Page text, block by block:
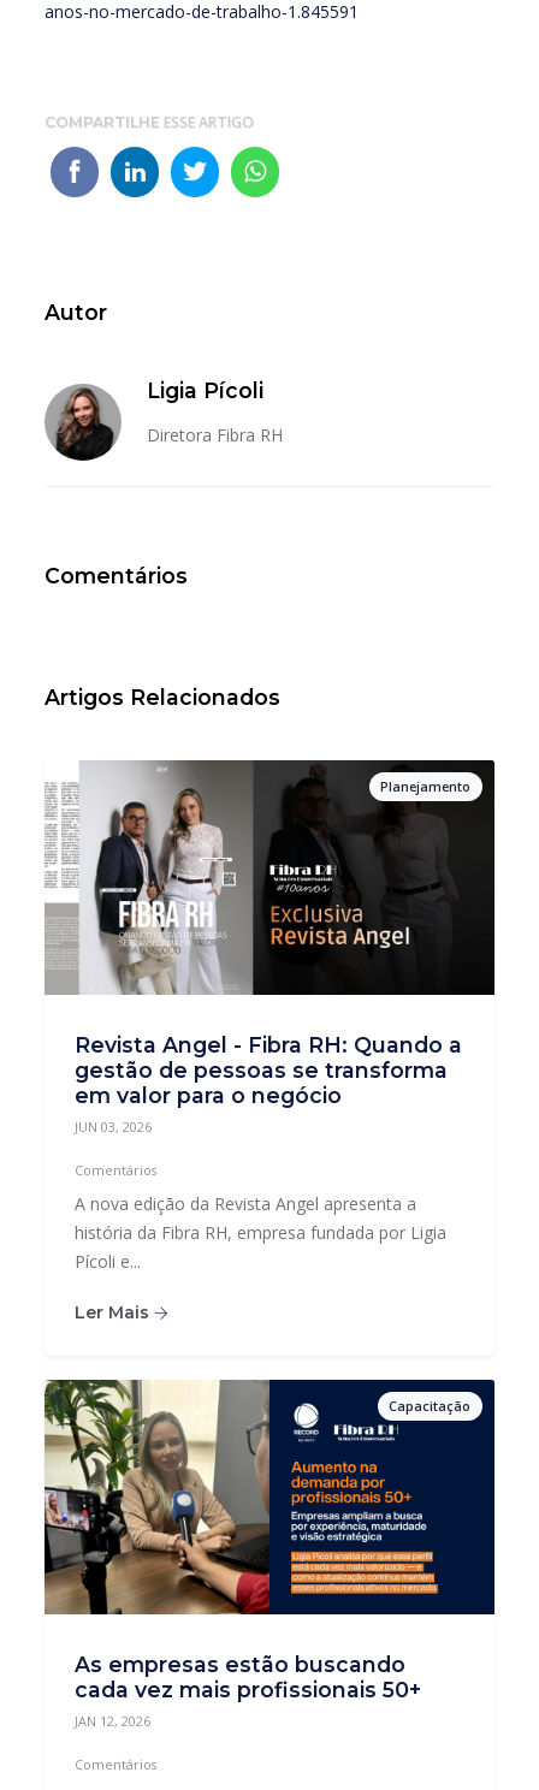
anos-no-mercado-de-trabalho-1.845591
COMPARTILHE ESSE ARTIGO
Autor
Ligia Pícoli
Diretora Fibra RH
Comentários
Artigos Relacionados
Planejamento
Revista Angel - Fibra RH: Quando a
gestão de pessoas se transforma
em valor para o negócio
JUN 03, 2026
Comentários
A nova edição da Revista Angel apresenta a
história da Fibra RH, empresa fundada por Ligia
Pícoli e...
Ler Mais
Capacitação
As empresas estão buscando
cada vez mais profissionais 50+
JAN 12, 2026
Comentários